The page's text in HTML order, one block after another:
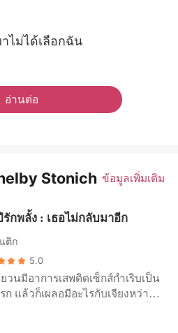
ไม่ได้เลือกฉัน
อ่านต่อ
Stonich ข้อมูลเพิ่มเติม
กพลั้ง : เธอไม่กลับมาอีก
ติก
5.0
วนมีอาการเสพติดเซ็กส์กำเริบเป็น
ก แล้วก็เผลอมีอะไรกับเจียงหว่าน